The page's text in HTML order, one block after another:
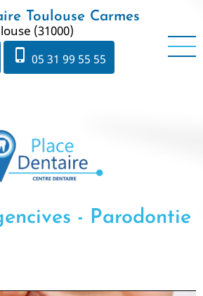
Toulouse Carmes
(31000)
phone_iphone 05 31 99 55 55
- Parodontie